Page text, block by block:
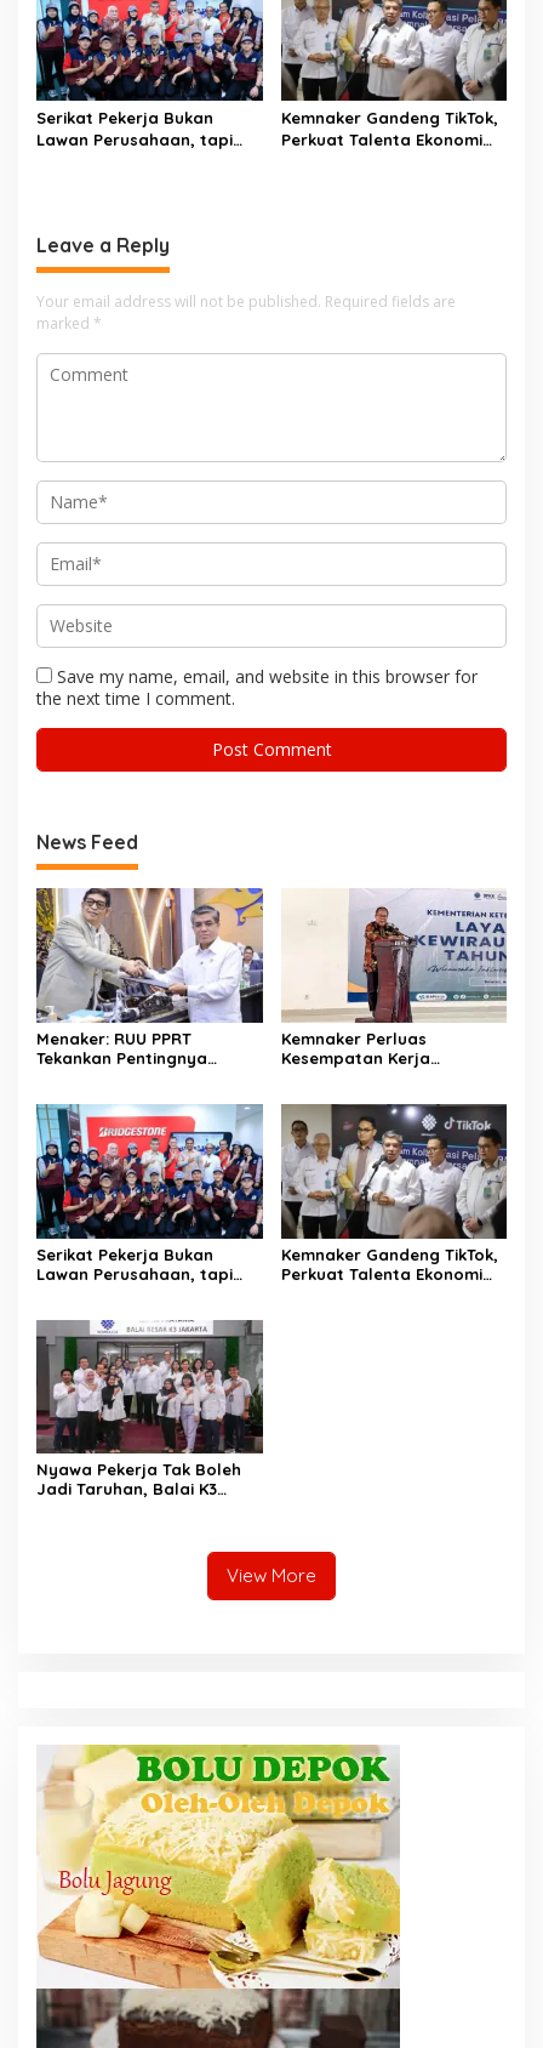
Serikat Pekerja Bukan
Lawan Perusahaan, tapi
Kemnaker Gandeng TikTok,
Perkuat Talenta Ekonomi
Leave a Reply
Your email address will not be published. Required fields are
marked *
Save my name, email, and website in this browser for
the next time I comment.
News Feed
Menaker: RUU PPRT
Tekankan Pentingnya
Kemnaker Perluas
Kesempatan Kerja
Serikat Pekerja Bukan
Lawan Perusahaan, tapi
Kemnaker Gandeng TikTok,
Perkuat Talenta Ekonomi
Nyawa Pekerja Tak Boleh
Jadi Taruhan, Balai K3
View More